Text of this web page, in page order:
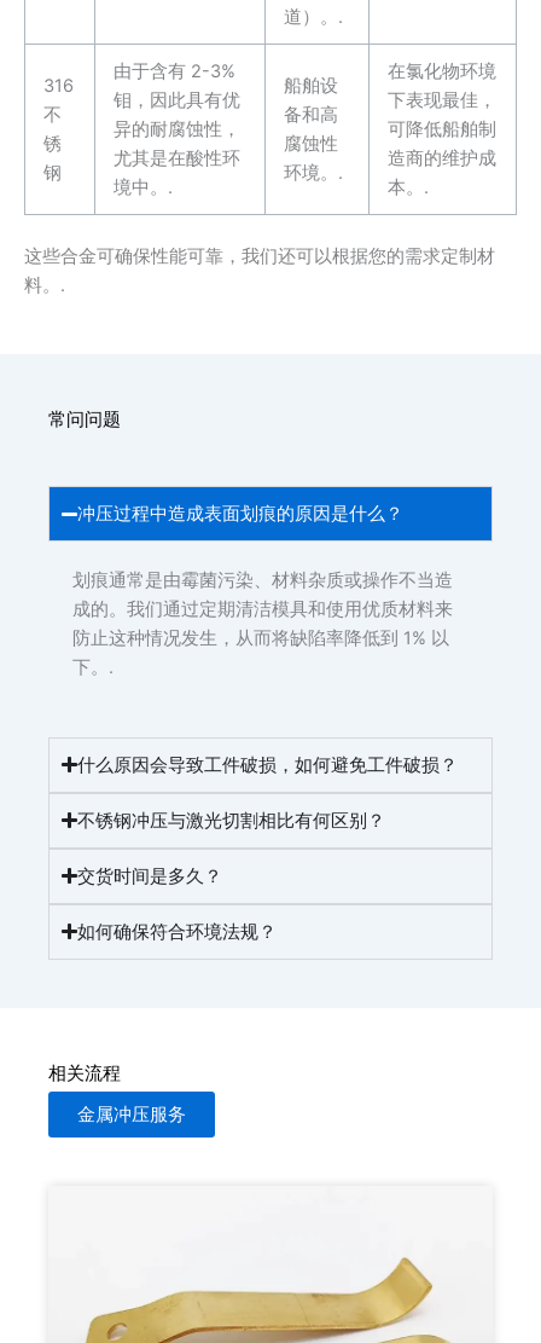
道）。.
316
不
锈
钢
由于含有 2-3%
钼，因此具有优
异的耐腐蚀性，
尤其是在酸性环
境中。.
船舶设
备和高
腐蚀性
环境。.
在氯化物环境
下表现最佳，
可降低船舶制
造商的维护成
本。.
这些合金可确保性能可靠，我们还可以根据您的需求定制材
料。.
常问问题
冲压过程中造成表面划痕的原因是什么？
划痕通常是由霉菌污染、材料杂质或操作不当造
成的。我们通过定期清洁模具和使用优质材料来
防止这种情况发生，从而将缺陷率降低到 1% 以
下。.
什么原因会导致工件破损，如何避免工件破损？
不锈钢冲压与激光切割相比有何区别？
交货时间是多久？
如何确保符合环境法规？
相关流程
金属冲压服务